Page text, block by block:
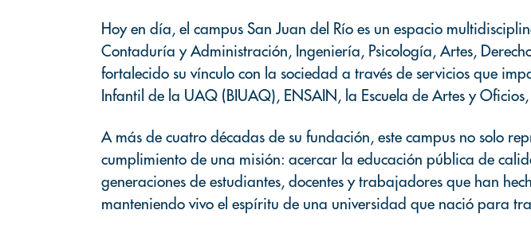
Hoy en día, el campus San Juan del Río es un espacio
Contaduría y Administración, Ingeniería, Psicología, Artes,
fortalecido su vínculo con la sociedad a través de servicios que
Infantil de la UAQ (BIUAQ), ENSAIN, la Escuela de Artes y
A más de cuatro décadas de su fundación, este campus no solo
cumplimiento de una misión: acercar la educación pública de
generaciones de estudiantes, docentes y trabajadores que han
manteniendo vivo el espíritu de una universidad que nació para